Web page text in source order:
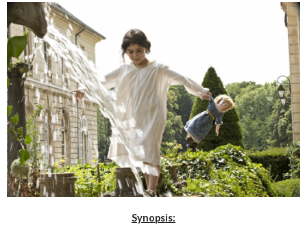
Synopsis: